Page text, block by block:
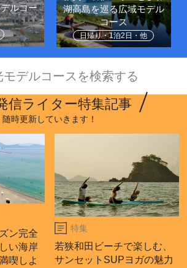
ルコー
湖高島を巡る広域モデル
コース
日帰り・1泊2日・他
モデルコースを検索する
信ライター特集記事
随時更新していきます！
ン完全
い海岸
喫しよ
特集
若狭和田ビーチで楽しむ、
サンセットSUPヨガの魅力